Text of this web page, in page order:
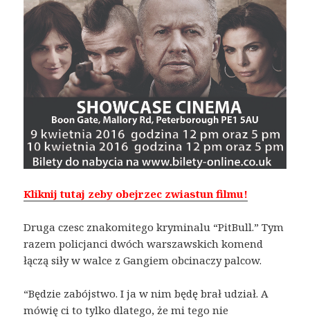
Kliknij tutaj zeby obejrzec zwiastun filmu!
Druga czesc znakomitego kryminalu “PitBull.” Tym
razem policjanci dwóch warszawskich komend
łączą siły w walce z Gangiem obcinaczy palcow.
“Będzie zabójstwo. I ja w nim będę brał udział. A
mówię ci to tylko dlatego, że mi tego nie